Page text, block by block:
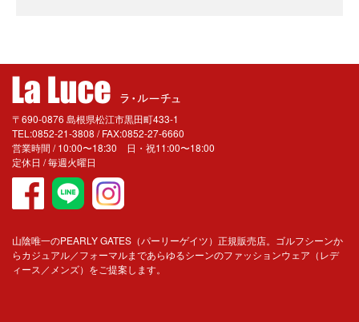
〒690-0876 島根県松江市黒田町433-1
TEL:0852-21-3808 / FAX:0852-27-6660
営業時間 / 10:00〜18:30 日・祝11:00〜18:00
定休日 / 毎週火曜日
山陰唯一のPEARLY GATES（パーリーゲイツ）正規販売店。ゴルフシーンか
らカジュアル／フォーマルまであらゆるシーンのファッションウェア（レデ
ィース／メンズ）をご提案します。